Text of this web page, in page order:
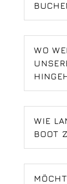
WO
WIE
BOOT